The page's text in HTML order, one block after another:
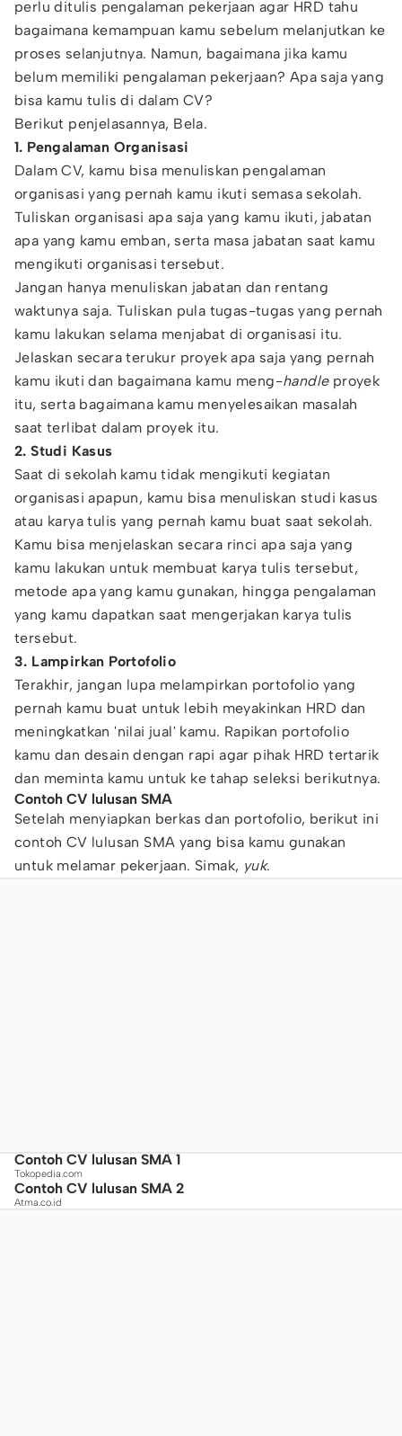
perlu ditulis pengalaman pekerjaan agar HRD tahu
bagaimana kemampuan kamu sebelum melanjutkan ke
proses selanjutnya. Namun, bagaimana jika kamu
belum memiliki pengalaman pekerjaan? Apa saja yang
bisa kamu tulis di dalam CV?
Berikut penjelasannya, Bela.
1. Pengalaman Organisasi
Dalam CV, kamu bisa menuliskan pengalaman
organisasi yang pernah kamu ikuti semasa sekolah.
Tuliskan organisasi apa saja yang kamu ikuti, jabatan
apa yang kamu emban, serta masa jabatan saat kamu
mengikuti organisasi tersebut.
Jangan hanya menuliskan jabatan dan rentang
waktunya saja. Tuliskan pula tugas-tugas yang pernah
kamu lakukan selama menjabat di organisasi itu.
Jelaskan secara terukur proyek apa saja yang pernah
kamu ikuti dan bagaimana kamu meng-handleproyek
itu, serta bagaimana kamu menyelesaikan masalah
saat terlibat dalam proyek itu.
2. Studi Kasus
Saat di sekolah kamu tidak mengikuti kegiatan
organisasi apapun, kamu bisa menuliskan studi kasus
atau karya tulis yang pernah kamu buat saat sekolah.
Kamu bisa menjelaskan secara rinci apa saja yang
kamu lakukan untuk membuat karya tulis tersebut,
metode apa yang kamu gunakan, hingga pengalaman
yang kamu dapatkan saat mengerjakan karya tulis
tersebut.
3. Lampirkan Portofolio
Terakhir, jangan lupa melampirkan portofolio yang
pernah kamu buat untuk lebih meyakinkan HRD dan
meningkatkan 'nilai jual' kamu. Rapikan portofolio
kamu dan desain dengan rapi agar pihak HRD tertarik
dan meminta kamu untuk ke tahap seleksi berikutnya.
Contoh CV lulusan SMA
Setelah menyiapkan berkas dan portofolio, berikut ini
contoh CV lulusan SMA yang bisa kamu gunakan
untuk melamar pekerjaan. Simak, yuk.
Contoh CV lulusan SMA 1
Tokopedia.com
Contoh CV lulusan SMA 2
Atma.co.id